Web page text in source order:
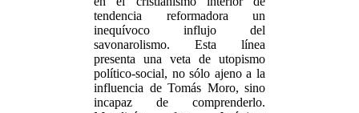
tendencia reformadora un
inequívoco influjo del
savonarolismo. Esta línea
presenta una veta de utopismo
político-social, no sólo ajeno a la
influencia de Tomás Moro, sino
incapaz de comprenderlo.